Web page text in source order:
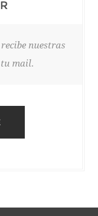
nuestras
mail.